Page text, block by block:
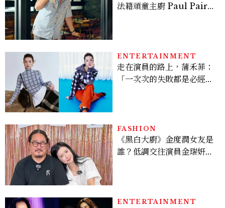
法籍頑童主廚 Paul Pairet
ENTERTAINMENT
走在演員的路上，蒲禾菲：
「一次次的失敗都是必經過
FASHION
《黑白大廚》金度潤女友是
誰？低調交往演員金瑞妍、
ENTERTAINMENT